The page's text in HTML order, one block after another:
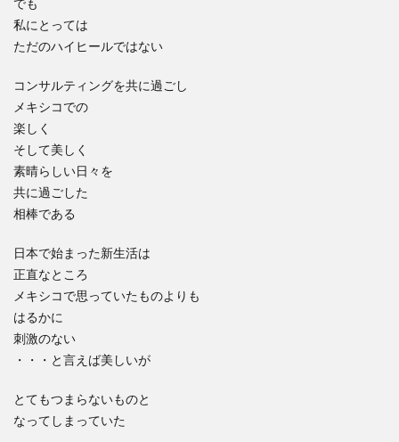
でも
私にとっては
ただのハイヒールではない
コンサルティングを共に過ごし
メキシコでの
楽しく
そして美しく
素晴らしい日々を
共に過ごした
相棒である
日本で始まった新生活は
正直なところ
メキシコで思っていたものよりも
はるかに
刺激のない
・・・と言えば美しいが
とてもつまらないものと
なってしまっていた